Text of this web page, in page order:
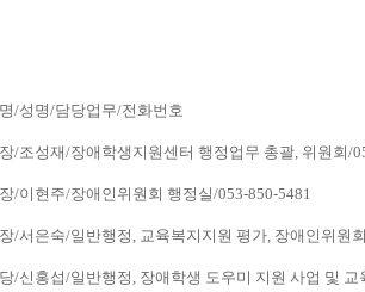
/성명/담당업무/전화번호
/조성재/장애학생지원센터 행정업무 총괄, 위원회/
/이현주/장애인위원회 행정실/053-850-5481
/서은숙/일반행정, 교육복지지원 평가, 장애인위원
/신홍섭/일반행정, 장애학생 도우미 지원 사업 및